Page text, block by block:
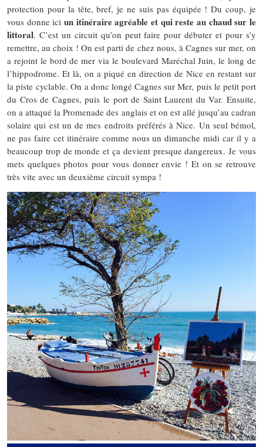
protection pour la tête, bref, je ne suis pas équipée ! Du coup, je
vous donne ici un itinéraire agréable et qui reste au chaud sur le
littoral. C’est un circuit qu’on peut faire pour débuter et pour s’y
remettre, au choix ! On est parti de chez nous, à Cagnes sur mer, on
a rejoint le bord de mer via le boulevard Maréchal Juin, le long de
l’hippodrome. Et là, on a piqué en direction de Nice en restant sur
la piste cyclable. On a donc longé Cagnes sur Mer, puis le petit port
du Cros de Cagnes, puis le port de Saint Laurent du Var. Ensuite,
on a attaqué la Promenade des anglais et on est allé jusqu’au cadran
solaire qui est un de mes endroits préférés à Nice. Un seul bémol,
ne pas faire cet itinéraire comme nous un dimanche midi car il y a
beaucoup trop de monde et ça devient presque dangereux. Je vous
mets quelques photos pour vous donner envie ! Et on se retrouve
très vite avec un deuxième circuit sympa !